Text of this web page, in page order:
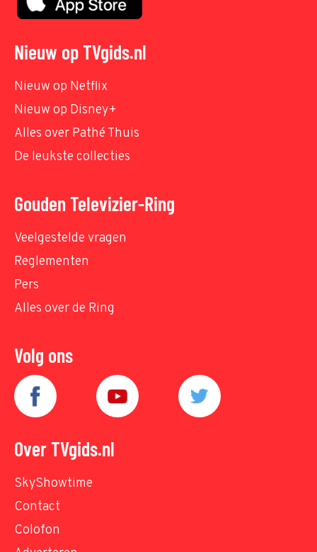
Nieuw op TVgids.nl
Nieuw op Netflix
Nieuw op Disney+
Alles over Pathé Thuis
De leukste collecties
Gouden Televizier-Ring
Veelgestelde vragen
Reglementen
Pers
Alles over de Ring
Volg ons
Over TVgids.nl
SkyShowtime
Contact
Colofon